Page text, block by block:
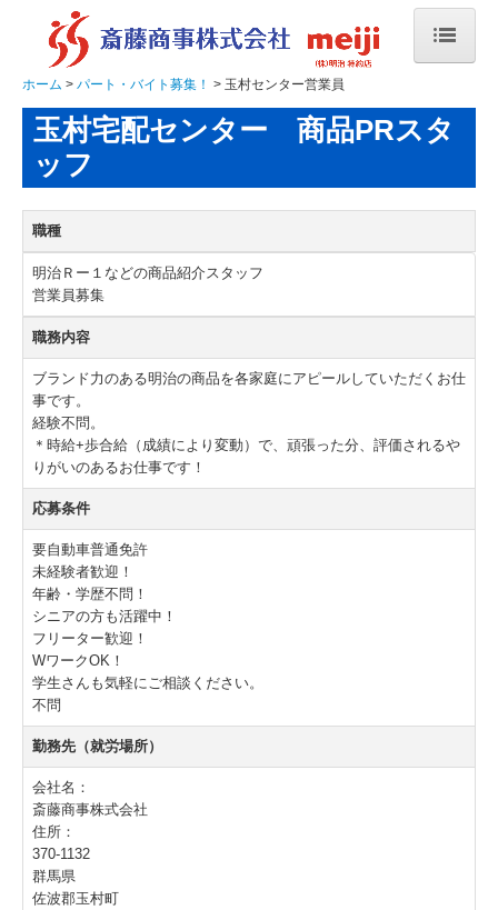
ホーム
商品・サービス案内
お申込み、ご利用の流れ
会社概要
各店舗の情報
メディアへの登場
イベント情報！
お問い合わせ
パート・バイト募集！
スタッフインタビュー
吹上センター営業員
吹上センター配達員
深谷センター営業員
玉村センター営業員
玉村センター配達員
新座センター営業員
新座センター配達員
ホーム パート・バイト募集！ 玉村センター営業員
玉村宅配センター 商品PRスタ
ッフ
職種
明治Ｒー１などの商品紹介スタッフ
営業員募集
職務内容
ブランド力のある明治の商品を各家庭にアピールしていただくお仕
事です。
経験不問。
＊時給+歩合給（成績により変動）で、頑張った分、評価されるや
りがいのあるお仕事です！
応募条件
要自動車普通免許
未経験者歓迎！
年齢・学歴不問！
シニアの方も活躍中！
フリーター歓迎！
WワークOK！
学生さんも気軽にご相談ください。
不問
勤務先（就労場所）
会社名：
斎藤商事株式会社
住所：
370-1132
群馬県
佐波郡玉村町